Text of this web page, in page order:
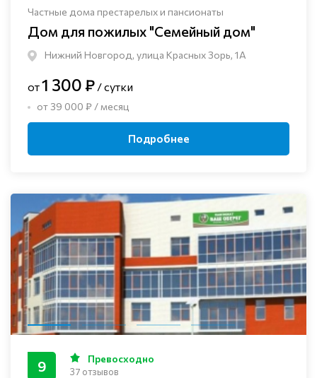
Частные дома престарелых и пансионаты
Дом для пожилых "Семейный дом"
Нижний Новгород, улица Красных Зорь, 1А
от1 300 ₽ / сутки
от 39 000 ₽ / месяц
Подробнее
9 Превосходно
37 отзывов